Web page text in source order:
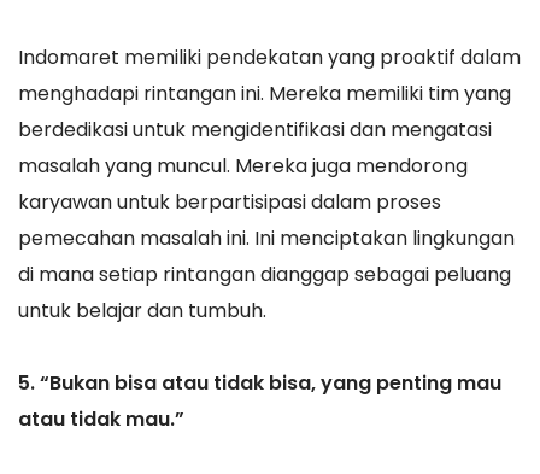
Indomaret memiliki pendekatan yang proaktif dalam
menghadapi rintangan ini. Mereka memiliki tim yang
berdedikasi untuk mengidentifikasi dan mengatasi
masalah yang muncul. Mereka juga mendorong
karyawan untuk berpartisipasi dalam proses
pemecahan masalah ini. Ini menciptakan lingkungan
di mana setiap rintangan dianggap sebagai peluang
untuk belajar dan tumbuh.
5. “Bukan bisa atau tidak bisa, yang penting mau
atau tidak mau.”